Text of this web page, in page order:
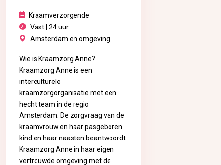
Kraamverzorgende
Vast | 24 uur
Amsterdam en omgeving
Wie is Kraamzorg Anne?
Kraamzorg Anne is een
interculturele
kraamzorgorganisatie met een
hecht team in de regio
Amsterdam. De zorgvraag van de
kraamvrouw en haar pasgeboren
kind en haar naasten beantwoordt
Kraamzorg Anne in haar eigen
vertrouwde omgeving met de